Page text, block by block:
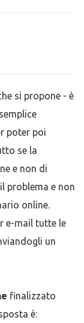
si propone - è
poter poi
se la
e non di
problema e non
online.
e-mail tutte le
un
finalizzato
è: